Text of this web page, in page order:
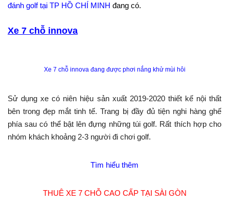
đánh golf tại TP HỒ CHÍ MINH đang có.
Xe 7 chỗ innova
Xe 7 chỗ innova đang được phơi nắng khử mùi hôi
Sử dụng xe có niên hiệu sản xuất 2019-2020 thiết kế nội thất
bên trong đẹp mắt tinh tế. Trang bị đầy đủ tiện nghi hàng ghế
phía sau có thể bật lên đựng những túi golf. Rất thích hợp cho
nhóm khách khoảng 2-3 người đi chơi golf.
Tìm hiểu thêm
THUÊ XE 7 CHỖ CAO CẤP TẠI SÀI GÒN